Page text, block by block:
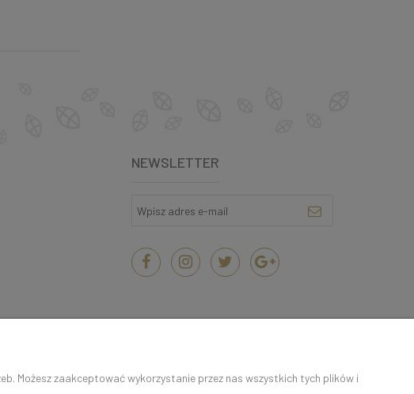
NEWSLETTER
Możesz zaakceptować wykorzystanie przez nas wszystkich tych plików i